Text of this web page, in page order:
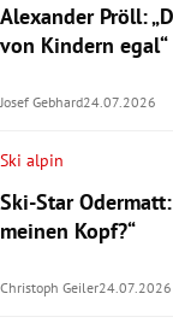
Alexander Pröll:
von Kindern egal“
Josef Gebhard24.07.2026
Ski alpin
Ski-Star
meinen Kopf?“
Christoph Geiler24.07.2026